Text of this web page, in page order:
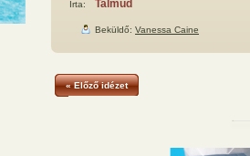
Írta: Talmud
Beküldő: Vanessa Caine
« Előző idézet